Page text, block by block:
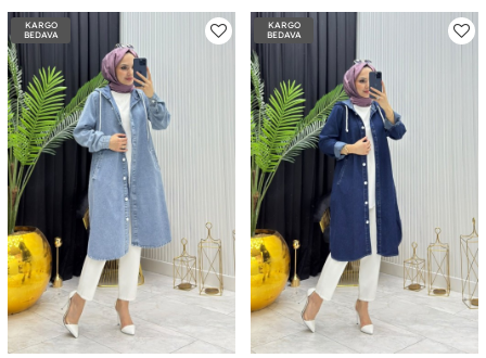
KARGO
BEDAVA
KARGO
BEDAVA